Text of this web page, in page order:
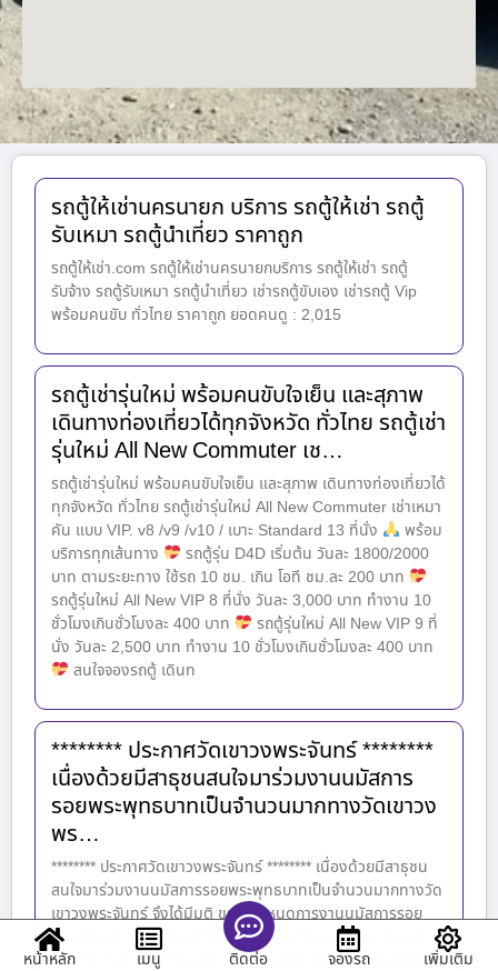
รถตู้ให้เช่านครนายก บริการ รถตู้ให้เช่า รถตู้
รับเหมา รถตู้นำเที่ยว ราคาถูก
รถตู้ให้เช่า.com รถตู้ให้เช่านครนายกบริการ รถตู้ให้เช่า รถตู้
รับจ้าง รถตู้รับเหมา รถตู้นำเที่ยว เช่ารถตู้ขับเอง เช่ารถตู้ Vip
พร้อมคนขับ ทั่วไทย ราคาถูก ยอดคนดู : 2,015
รถตู้เช่ารุ่นใหม่ พร้อมคนขับใจเย็น และสุภาพ
เดินทางท่องเที่ยวได้ทุกจังหวัด ทั่วไทย รถตู้เช่า
รุ่นใหม่ All New Commuter เช…
รถตู้เช่ารุ่นใหม่ พร้อมคนขับใจเย็น และสุภาพ เดินทางท่องเที่ยวได้
ทุกจังหวัด ทั่วไทย รถตู้เช่ารุ่นใหม่ All New Commuter เช่าเหมา
คัน แบบ VIP. v8 /v9 /v10 / เบาะ Standard 13 ที่นั่ง
พร้อม
บริการทุกเส้นทาง
รถตู้รุ่น D4D เริ่มต้น วันละ 1800​/2000
บาท ตามระยะทาง ใช้รถ 10 ชม. เกิน โอที ชม.ละ 200 บาท
รถตู้รุ่นใหม่ All New VIP 8 ที่นั่ง วันละ 3,000 บาท ทำงาน 10
ชั่วโมงเกินชั่วโมงละ 400 บาท
รถตู้รุ่นใหม่ All New VIP 9 ที่
นั่ง วันละ 2,500 บาท ทำงาน 10 ชั่วโมงเกินชั่วโมงละ 400 บาท
สนใจจองรถตู้ เดินท
******** ประกาศวัดเขาวงพระจันทร์ ********
เนื่องด้วยมีสาธุชนสนใจมาร่วมงานนมัสการ
รอยพระพุทธบาทเป็นจำนวนมากทางวัดเขาวง
พร…
******** ประกาศวัดเขาวงพระจันทร์ ******** เนื่องด้วยมีสาธุชน
สนใจมาร่วมงานนมัสการรอยพระพุทธบาทเป็นจำนวนมากทางวัด
เขาวงพระจันทร์ จึงได้มีมติ ขยายกำหนดการงานนมัสการรอย
พระพุทธบาทประจำปี ๒๕๖๘ จากเดิม วันที่ ๒๙ มกราคม ถึง ๑๒
กุมภาพันธ์ พ.ศ. ๒๕๖๘ เป็น วันที่ ๒๙ มกราคม ถึง ๑๖ กุมภาพันธ์
หน้าหลัก เมนู ติดต่อ จองรถ เพิ่มเติม